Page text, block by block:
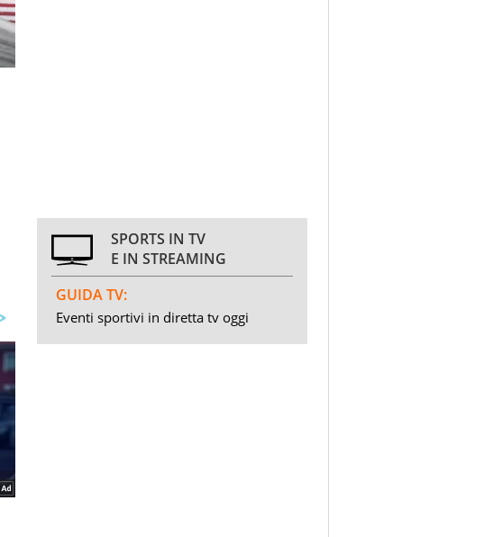
SPORTS IN TV
E IN STREAMING
GUIDA TV:
Eventi sportivi in diretta tv oggi